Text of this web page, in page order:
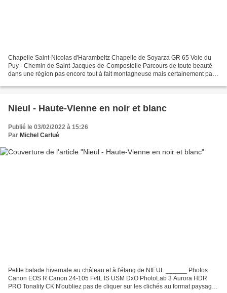
Chapelle Saint-Nicolas d'Harambeltz Chapelle de Soyarza GR 65 Voie du
Puy - Chemin de Saint-Jacques-de-Compostelle Parcours de toute beauté
dans une région pas encore tout à fait montagneuse mais certainement pas
Nieul - Haute-Vienne en noir et blanc
Publié le 03/02/2022 à 15:26
Par Michel Carlué
Petite balade hivernale au château et à l'étang de NIEUL ______ Photos
Canon EOS R Canon 24-105 F/4L IS USM DxO PhotoLab 3 Aurora HDR
PRO Tonality CK N'oubliez pas de cliquer sur les clichés au format paysage